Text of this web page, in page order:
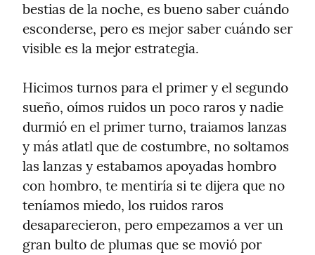
bestias de la noche, es bueno saber cuándo
esconderse, pero es mejor saber cuándo ser
visible es la mejor estrategia.
Hicimos turnos para el primer y el segundo
sueño, oímos ruidos un poco raros y nadie
durmió en el primer turno, traiamos lanzas
y más atlatl que de costumbre, no soltamos
las lanzas y estabamos apoyadas hombro
con hombro, te mentiría si te dijera que no
teníamos miedo, los ruidos raros
desaparecieron, pero empezamos a ver un
gran bulto de plumas que se movió por